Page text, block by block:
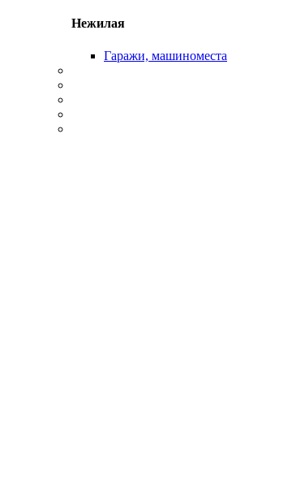
Нежилая
Гаражи, машиноместа